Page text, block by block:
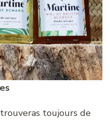
toujours de